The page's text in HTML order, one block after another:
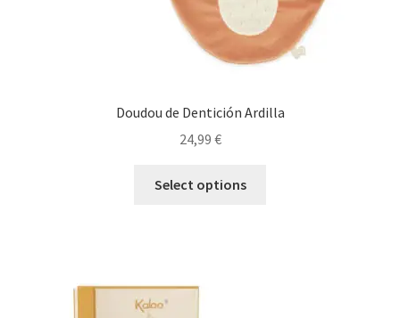
Doudou de Dentición Ardilla
24,99 €
Select options